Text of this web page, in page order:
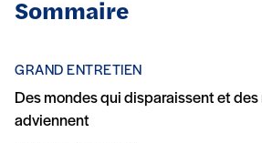
Sommaire
GRAND ENTRETIEN
Des mondes qui disparaissent et des
adviennent